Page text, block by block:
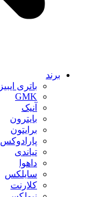
برند
باتری ایبیزا
GMK
آنیک
بایترون
برایتون
پارادوکس
تیاندی
داهوا
سایلکس
کلارنت